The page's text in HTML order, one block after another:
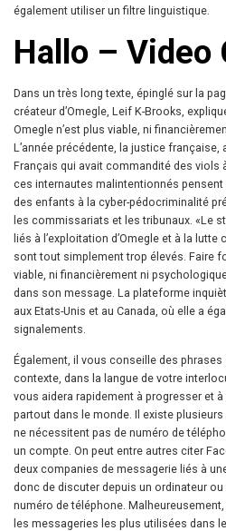
également utiliser un filtre linguistique.
Hallo – Video
Dans un très long texte, épinglé sur la
créateur d’Omegle, Leif K-Brooks,
Omegle n’est plus viable, ni
L’année précédente, la justice française,
Français qui avait commandité des viols
ces internautes malintentionnés pensent
des enfants à la cyber-pédocriminalité
les commissariats et les tribunaux. «Le
liés à l’exploitation d’Omegle et à la
sont tout simplement trop élevés. Faire
viable, ni financièrement ni
dans son message. La plateforme
aux Etats-Unis et au Canada, où elle a
signalements.
Également, il vous conseille des
contexte, dans la langue de votre
vous aidera rapidement à progresser et
partout dans le monde. Il existe
ne nécessitent pas de numéro de
un compte. On peut entre autres citer
deux companies de messagerie liés à
donc de discuter depuis un ordinateur
numéro de téléphone.
les messageries les plus utilisées dans